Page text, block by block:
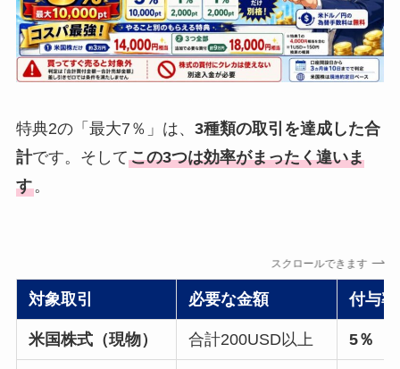
特典2の「最大7％」は、 3種類の取引を達成した合
計です。そしてこの3つは効率がまったく違いま
す。
スクロールできます
対象取引 必要な金額 付与率
米国株式（現物） 合計200USD以上 5％